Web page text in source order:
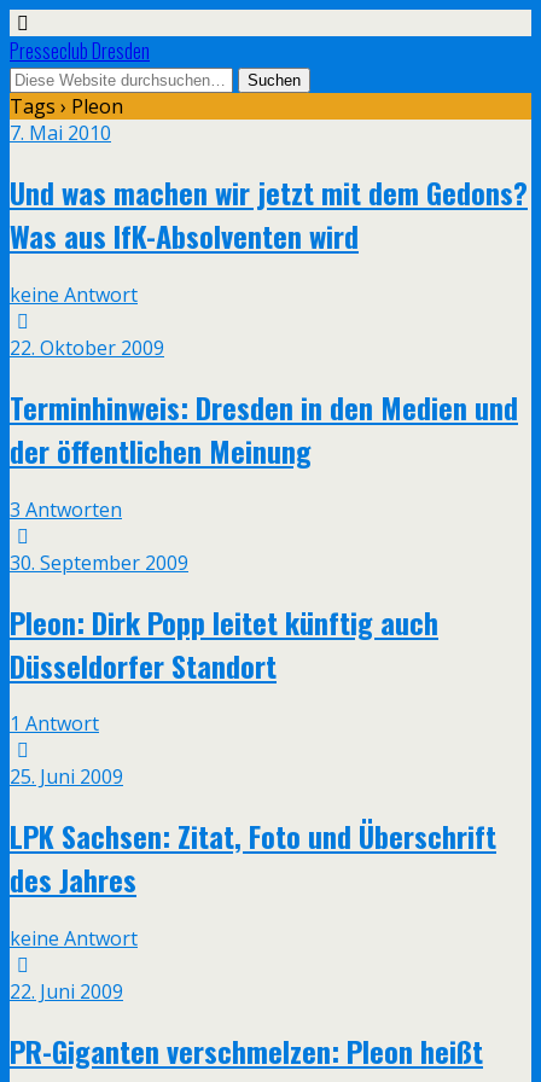
Presseclub Dresden
Tags › Pleon
7. Mai 2010
Und was machen wir jetzt mit dem Gedons?
Was aus IfK-Absolventen wird
keine Antwort
22. Oktober 2009
Terminhinweis: Dresden in den Medien und
der öffentlichen Meinung
3 Antworten
30. September 2009
Pleon: Dirk Popp leitet künftig auch
Düsseldorfer Standort
1 Antwort
25. Juni 2009
LPK Sachsen: Zitat, Foto und Überschrift
des Jahres
keine Antwort
22. Juni 2009
PR-Giganten verschmelzen: Pleon heißt